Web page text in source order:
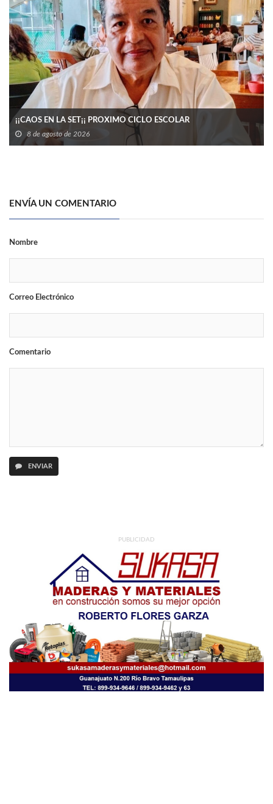
¡¡CAOS EN LA SET¡¡ PROXIMO CICLO ESCOLAR
8 de agosto de 2026
ENVÍA UN COMENTARIO
Nombre
Correo Electrónico
Comentario
ENVIAR
PUBLICIDAD